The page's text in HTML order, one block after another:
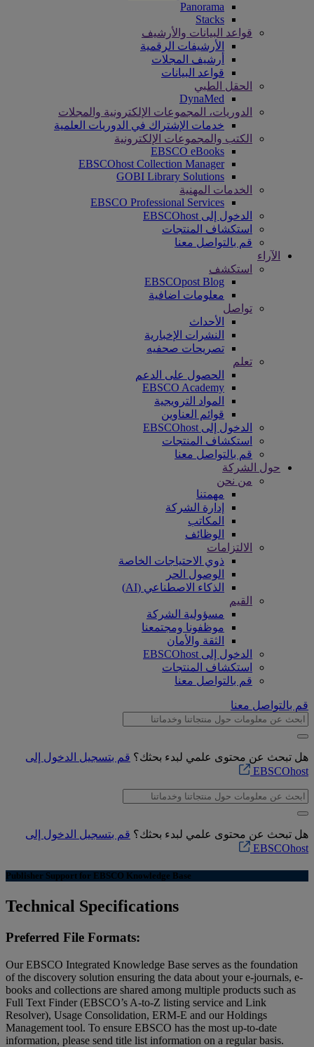
Panorama
Stacks
قواعد البيانات والأرشيف
الأرشيفات الرقمية
أرشيف المجلات
قواعد البيانات
الحقل الطبي
DynaMed
الدوريات، المجموعات الإلكترونية والمجلات
خدمات الإشتراك في الدوريات العلمية
الكتب والمجموعات الإلكترونية
EBSCO eBooks
EBSCOhost Collection Manager
GOBI Library Solutions
الخدمات المهنية
EBSCO Professional Services
الدخول إلى EBSCOhost
استكشاف المنتجات
قم بالتواصل معنا
الآراء
استكشف
EBSCOpost Blog
معلومات اضافية
تواصل
الأحداث
النشرات الإخبارية
تصريحات صحفيه
تعلم
الحصول على الدعم
EBSCO Academy
المواد الترويجية
قوائم العناوين
الدخول إلى EBSCOhost
استكشاف المنتجات
قم بالتواصل معنا
حول الشركة
من نحن
مهمتنا
إدارة الشركة
المكاتب
الوظائف
الالتزامات
ذوي الاحتياجات الخاصة
الوصول الحر
الذكاء الاصطناعي (AI)
القيم
مسؤولية الشركة
موظفونا ومجتمعنا
الثقة والأمان
الدخول إلى EBSCOhost
استكشاف المنتجات
قم بالتواصل معنا
قم بالتواصل معنا
هل تبحث عن محتوى علمي لبدء بحثك؟ قم بتسجيل الدخول إلى
EBSCOhost
هل تبحث عن محتوى علمي لبدء بحثك؟ قم بتسجيل الدخول إلى
EBSCOhost
Publisher Support for EBSCO Knowledge Base
Technical Specifications
Preferred File Formats:
Our EBSCO Integrated Knowledge Base serves as the foundation
of the discovery solution ensuring the data about your e-journals, e-
books and collections are shared among multiple products such as
Full Text Finder (EBSCO’s A-to-Z listing service and Link
Resolver), Usage Consolidation, ERM-E and our Holdings
Management tool. To ensure EBSCO has the most up-to-date
information, please send title list information on a regular basis.